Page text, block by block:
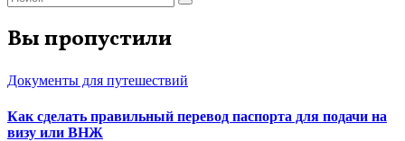
Вы пропустили
Документы для путешествий
Как сделать правильный перевод паспорта для подачи на
визу или ВНЖ